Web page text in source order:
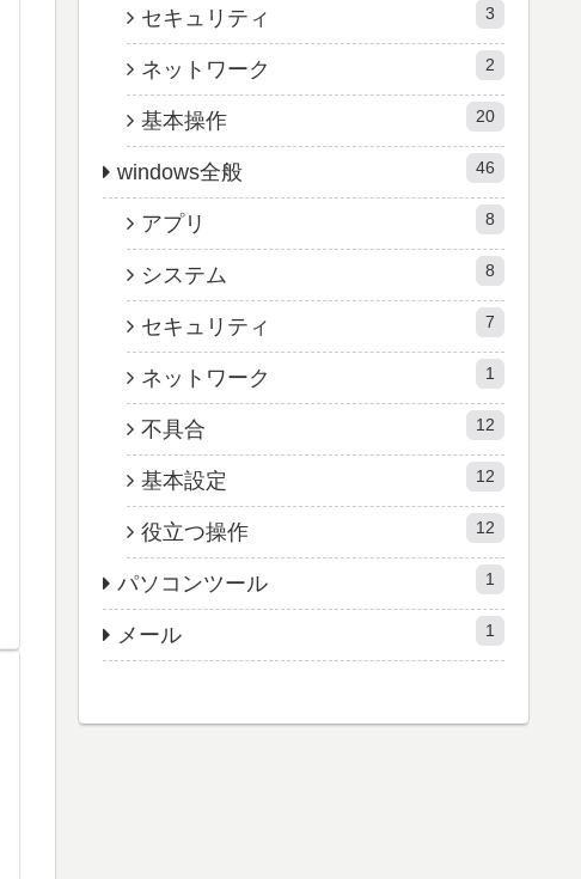
セキュリティ 3
ネットワーク 2
基本操作 20
windows全般 46
アプリ 8
システム 8
セキュリティ 7
ネットワーク 1
不具合 12
基本設定 12
役立つ操作 12
パソコンツール 1
メール 1